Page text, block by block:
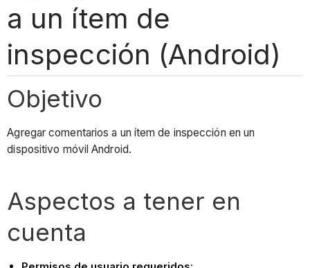
a un ítem de
inspección (Android)
Objetivo
Agregar comentarios a un ítem de inspección en un
dispositivo móvil Android.
Aspectos a tener en
cuenta